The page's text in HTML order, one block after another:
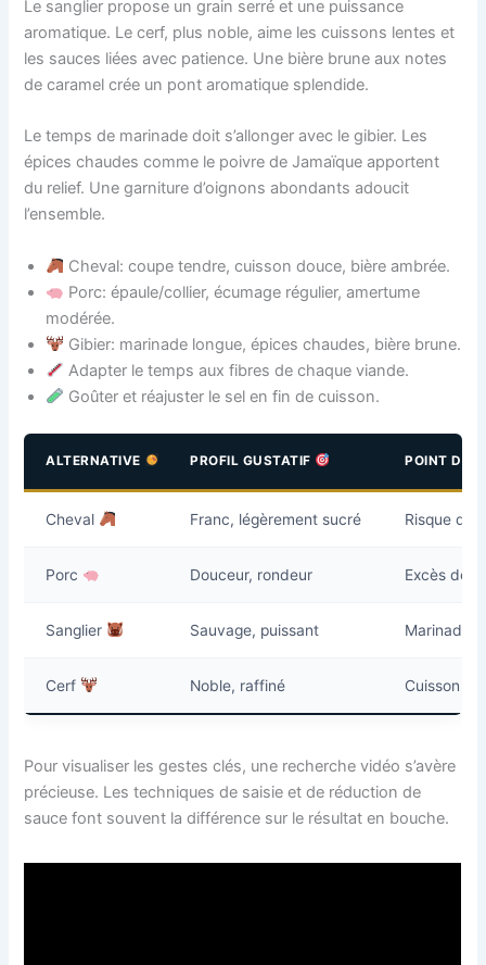
Le sanglier propose un grain serré et une puissance
aromatique. Le cerf, plus noble, aime les cuissons lentes et
les sauces liées avec patience. Une bière brune aux notes
de caramel crée un pont aromatique splendide.
Le temps de marinade doit s’allonger avec le gibier. Les
épices chaudes comme le poivre de Jamaïque apportent
du relief. Une garniture d’oignons abondants adoucit
l’ensemble.
Cheval: coupe tendre, cuisson douce, bière ambrée.
Porc: épaule/collier, écumage régulier, amertume
modérée.
Gibier: marinade longue, épices chaudes, bière brune.
Adapter le temps aux fibres de chaque viande.
Goûter et réajuster le sel en fin de cuisson.
ALTERNATIVE PROFIL GUSTATIF POINT DE
Cheval Franc, légèrement sucré Risque de
Porc Douceur, rondeur Excès de
Sanglier Sauvage, puissant Marinade
Cerf Noble, raffiné Cuisson
Pour visualiser les gestes clés, une recherche vidéo s’avère
précieuse. Les techniques de saisie et de réduction de
sauce font souvent la différence sur le résultat en bouche.